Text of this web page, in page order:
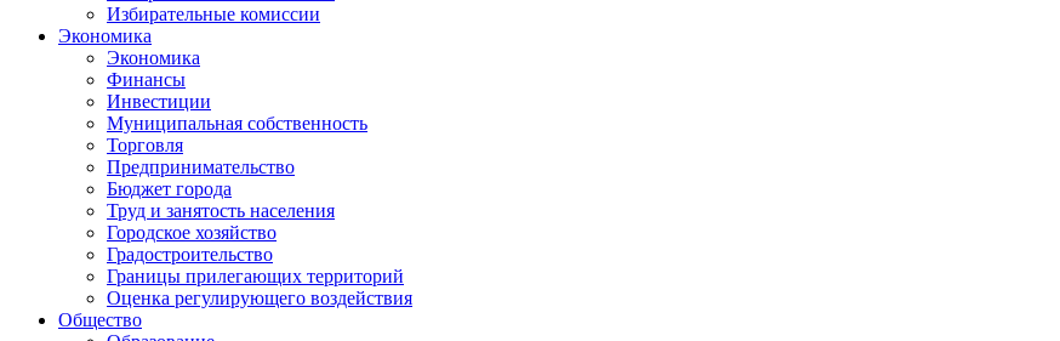
Избирательные комиссии
Экономика
Экономика
Финансы
Инвестиции
Муниципальная собственность
Торговля
Предпринимательство
Бюджет города
Труд и занятость населения
Городское хозяйство
Градостроительство
Границы прилегающих территорий
Оценка регулирующего воздействия
Общество